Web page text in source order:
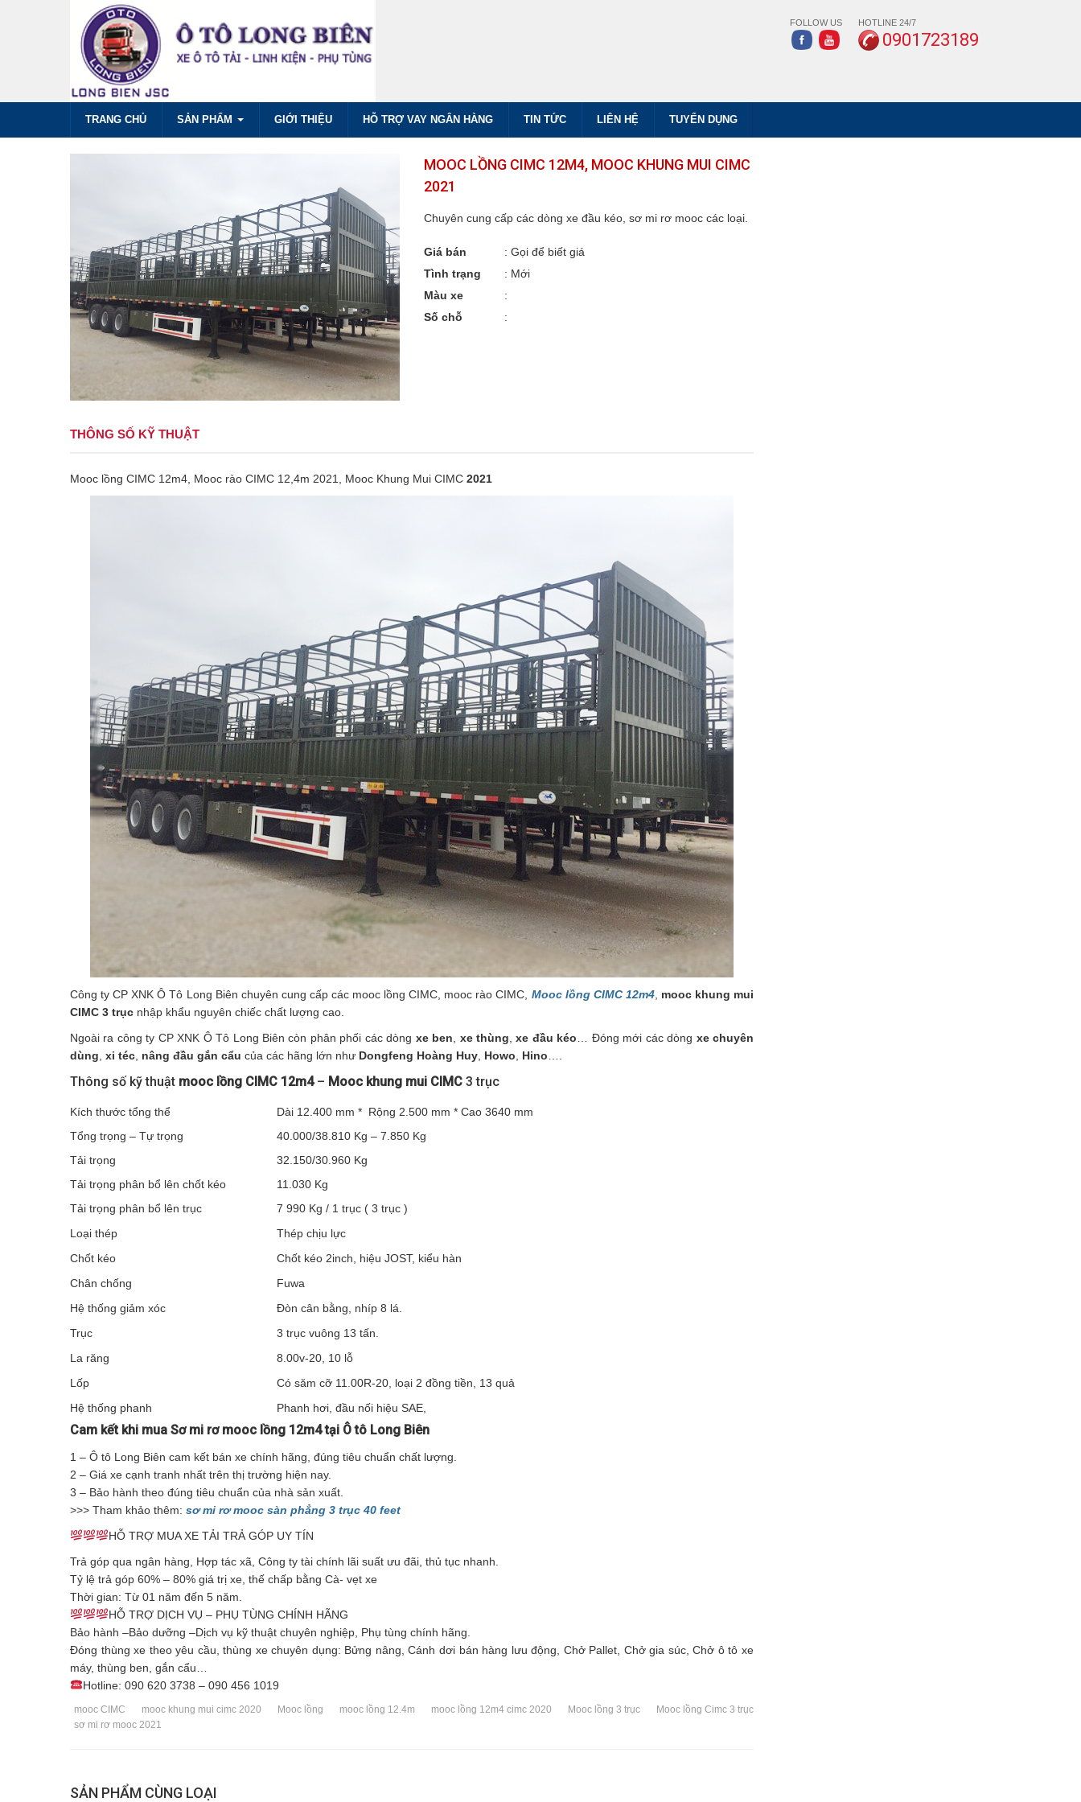
FOLLOW US HOTLINE 24/7
0901723189
TRANG CHỦ SẢN PHẨM GIỚI THIỆU HỖ TRỢ VAY NGÂN HÀNG TIN TỨC LIÊN HỆ TUYỂN DỤNG
MOOC LỒNG CIMC 12M4, MOOC KHUNG MUI CIMC
2021
Chuyên cung cấp các dòng xe đầu kéo, sơ mi rơ mooc các loại.
Giá bán : Gọi để biết giá
Tình trạng
: Mới
Màu xe
:
Số chỗ
:
THÔNG SỐ KỸ THUẬT
Mooc lồng CIMC 12m4, Mooc rào CIMC 12,4m 2021, Mooc Khung Mui CIMC 2021
Công ty CP XNK Ô Tô Long Biên chuyên cung cấp các mooc lồng CIMC, mooc rào CIMC, Mooc lồng CIMC 12m4, mooc khung mui
CIMC 3 trục nhập khẩu nguyên chiếc chất lượng cao.
Ngoài ra công ty CP XNK Ô Tô Long Biên còn phân phối các dòng xe ben xe thùng ,xe đầu kéo … Đóng mới các dòng xe chuyên
dùng xi téc nâng đầu gắn cẩu của các hãng lớn như Dongfeng Hoàng Huy Howo Hino
Thông số kỹ thuật mooc lồng CIMC 12m4– Mooc khung mui CIMC 3 trục
Kích thước tổng thể
Dài 12.400 mm * Rộng 2.500 mm * Cao 3640 mm
Tổng trọng – Tự trọng
40.000/38.810 Kg – 7.850 Kg
Tải trọng
32.150/30.960 Kg
Tải trọng phân bổ lên chốt kéo
11.030 Kg
Tải trọng phân bổ lên trục
7 990 Kg / 1 trục ( 3 trục )
Loại thép
Thép chịu lực
Chốt kéo
Chốt kéo 2inch, hiệu JOST, kiểu hàn
Chân chống
Fuwa
Hệ thống giảm xóc
Đòn cân bằng, nhíp 8 lá.
Trục
3 trục vuông 13 tấn.
La răng
8.00v-20, 10 lỗ
Lốp
Có săm cỡ 11.00R-20, loại 2 đồng tiền, 13 quả
Hệ thống phanh
Phanh hơi, đầu nối hiệu SAE,
Cam kết khi mua Sơ mi rơ mooc lồng 12m4 tại Ô tô Long Biên
1 – Ô tô Long Biên cam kết bán xe chính hãng, đúng tiêu chuẩn chất lượng.
2 – Giá xe cạnh tranh nhất trên thị trường hiện nay.
3 – Bảo hành theo đúng tiêu chuẩn của nhà sản xuất.
>>> Tham khảo thêm: sơ mi rơ mooc sàn phẳng 3 trục 40 feet
HỖ TRỢ MUA XE TẢI TRẢ GÓP UY TÍN
Trả góp qua ngân hàng, Hợp tác xã, Công ty tài chính lãi suất ưu đãi, thủ tục nhanh.
Tỷ lệ trả góp 60% – 80% giá trị xe, thế chấp bằng Cà- vẹt xe
Thời gian: Từ 01 năm đến 5 năm.
HỖ TRỢ DỊCH VỤ – PHỤ TÙNG CHÍNH HÃNG
Bảo hành –Bảo dưỡng –Dịch vụ kỹ thuật chuyên nghiệp, Phụ tùng chính hãng.
Đóng thùng xe theo yêu cầu, thùng xe chuyên dụng: Bửng nâng, Cánh dơi bán hàng lưu động, Chở Pallet, Chở gia súc, Chở ô tô xe
máy, thùng ben, gắn cẩu…
Hotline: 090 620 3738 – 090 456 1019
mooc CIMC mooc khung mui cimc 2020 Mooc lồng mooc lồng 12.4m mooc lồng 12m4 cimc 2020 Mooc lồng 3 trục
Mooc lồng Cimc 3 trục
sơ mi rơ mooc 2021
SẢN PHẨM CÙNG LOẠI